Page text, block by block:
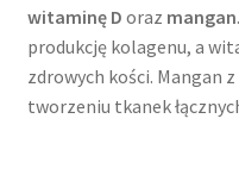
witaminę D oraz mangan
produkcję kolagenu, a
zdrowych kości. Mangan
tworzeniu tkanek